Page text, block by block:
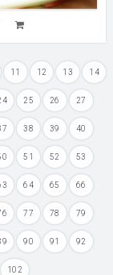
11 12 13 14
25 26 27
38 39 40
51 52 53
64 65 66
77 78 79
90 91 92
102